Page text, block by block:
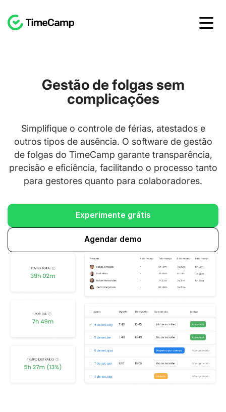
Gestão de folgas sem
complicações
Simplifique o controle de férias, atestados e
outros tipos de ausência. O software de gestão
de folgas do TimeCamp garante transparência,
precisão e eficiência, facilitando o processo tanto
para gestores quanto para colaboradores.
Experimente grátis
Agendar demo